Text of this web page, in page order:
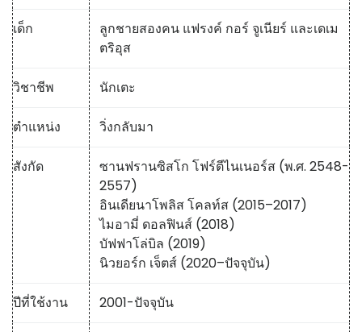
เด็ก
ลูกชายสองคน แฟรงค์ กอร์ จูเนียร์ และเดเม
ตริอุส
วิชาชีพ นักเตะ
ตำแหน่ง วิ่งกลับมา
สังกัด
ซานฟรานซิสโก โฟร์ตีไนเนอร์ส (พ.ศ. 2548-
2557)
อินเดียนาโพลิส โคลท์ส (2015–2017)
ไมอามี่ ดอลฟินส์ (2018)
บัฟฟาโล่บิล (2019)
นิวยอร์ก เจ็ตส์ (2020–ปัจจุบัน)
ปีที่ใช้งาน 2001-ปัจจุบัน